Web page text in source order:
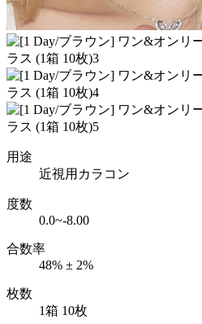
用途
近視用カラコン
度数
0.0~-8.00
合数率
48% ± 2%
枚数
1箱 10枚